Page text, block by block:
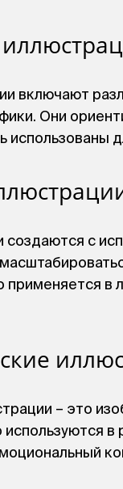
включают
Они
использованы
с
в
– это
в